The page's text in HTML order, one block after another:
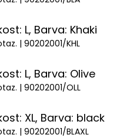
L, Barva: Khaki
| 90202001/KHL
L, Barva: Olive
| 90202001/OLL
XL, Barva: black
| 90202001/BLAXL